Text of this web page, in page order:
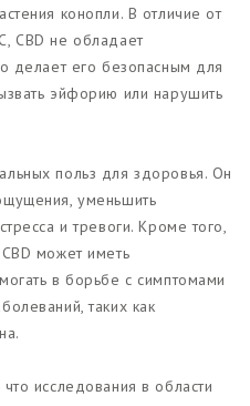
конопли. В отличие от
CBD не обладает
делает его безопасным для
эйфорию или нарушить
польз для здоровья. Он
уменьшить
и тревоги. Кроме того,
может иметь
в борьбе с симптомами
таких как
исследования в области